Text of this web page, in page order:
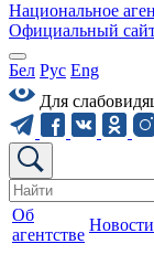
Национальное
Официальный
Бел Рус Eng
Для
Об
агентстве
Новости